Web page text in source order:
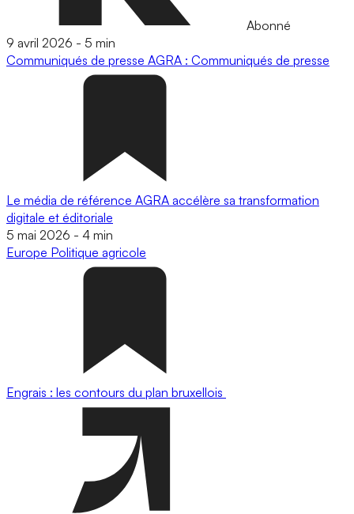
Abonné
9 avril 2026 - 5 min
Communiqués de presse AGRA : Communiqués de presse
Le média de référence AGRA accélère sa transformation
digitale et éditoriale
5 mai 2026 - 4 min
Europe Politique agricole
Engrais : les contours du plan bruxellois